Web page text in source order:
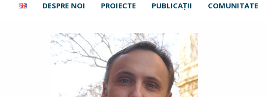
DESPRE NOI PROIECTE PUBLICAŢII COMUNITATE